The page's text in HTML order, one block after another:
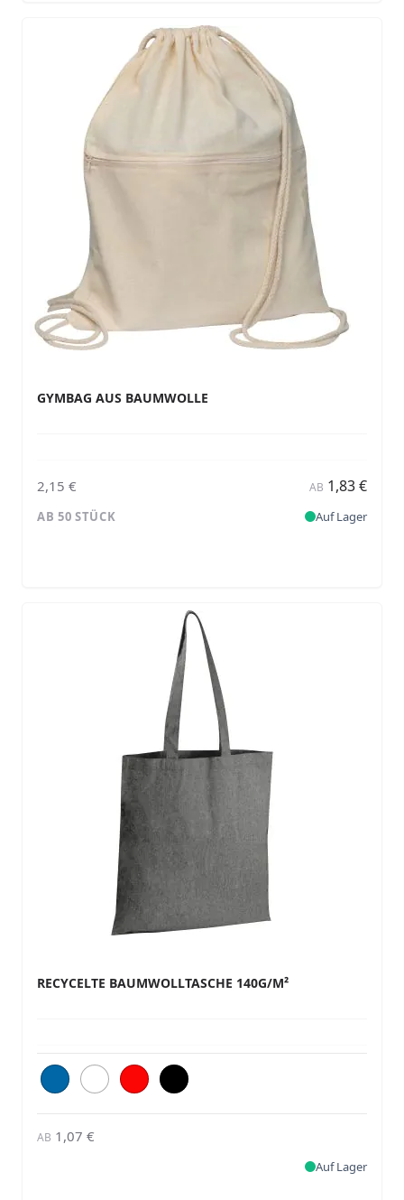
GYMBAG AUS BAUMWOLLE
2,15 € AB 1,83 €
AB 50 STÜCK Auf Lager
RECYCELTE BAUMWOLLTASCHE 140G/M²
AB 1,07 €
Auf Lager